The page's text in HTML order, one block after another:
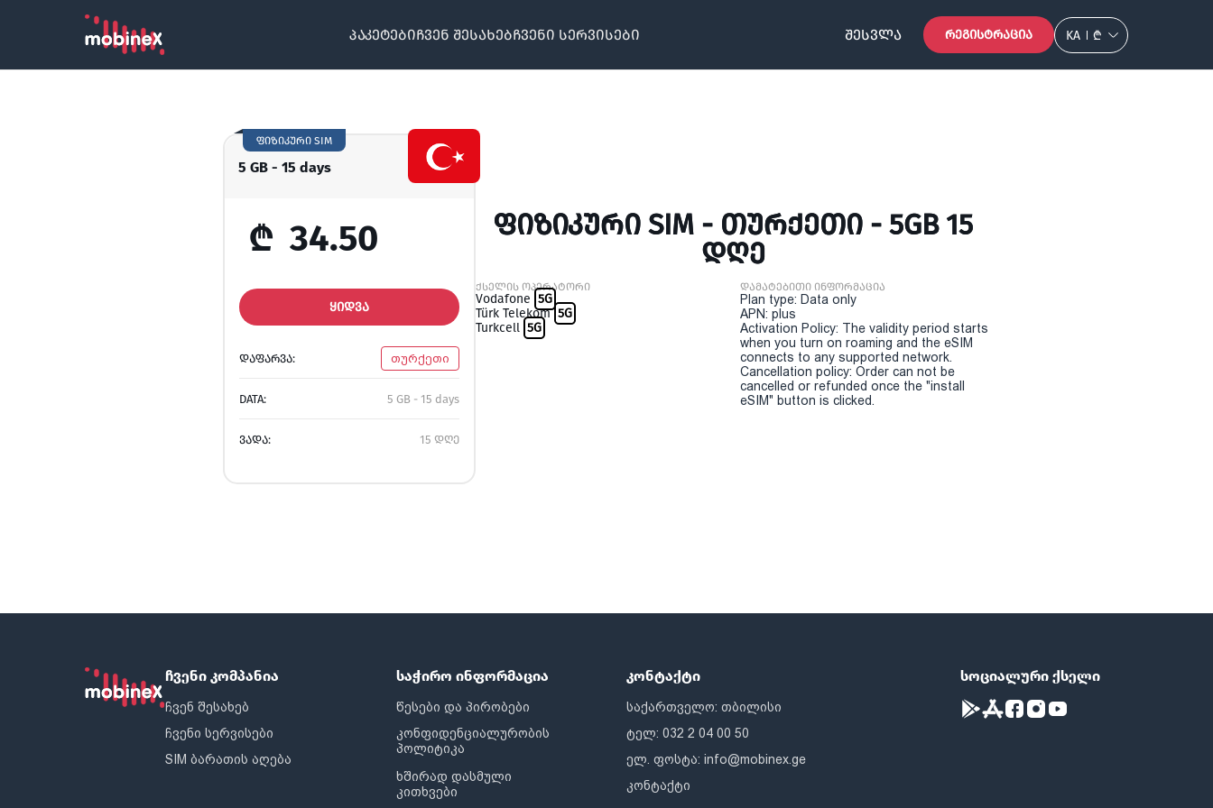
პაკეტებიჩვენ შესახებჩვენი სერვისები ᲨᲔᲡᲕᲚᲐ ᲠᲔᲒᲘᲡᲢᲠᲐᲪᲘᲐ KA ₾
5 GB - 15 days
ფიზიკური SIM
₾ 34.50
ᲧᲘᲓᲕᲐ
ᲓᲐᲤᲐᲠᲕᲐ: თურქეთი
DATA: 5 GB - 15 days
ᲕᲐᲓᲐ: 15 დღე
ᲤᲘᲖᲘᲙᲣᲠᲘ SIM - ᲗᲣᲠᲥᲔᲗᲘ - 5GB 15
ᲓᲦᲔ
ქსელის ოპერატორი
Vodafone 5G
Türk Telekom 5G
Turkcell 5G
დამატებითი ინფორმაცია
Plan type: Data only
APN: plus
Activation Policy: The validity period starts
when you turn on roaming and the eSIM
connects to any supported network.
Cancellation policy: Order can not be
cancelled or refunded once the "install
eSIM" button is clicked.
ჩვენი კომპანია
ჩვენ შესახებ
ჩვენი სერვისები
SIM ბარათის აღება
საჭირო ინფორმაცია
წესები და პირობები
კონფიდენციალურობის
პოლიტიკა
ხშირად დასმული
კითხვები
კონტაქტი
საქართველო: თბილისი
ტელ: 032 2 04 00 50
ელ. ფოსტა:info@mobinex.ge
კონტაქტი
სოციალური ქსელი